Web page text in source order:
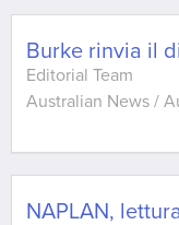
Burke rinvia il
Editorial Team
Australian News /
NAPLAN,